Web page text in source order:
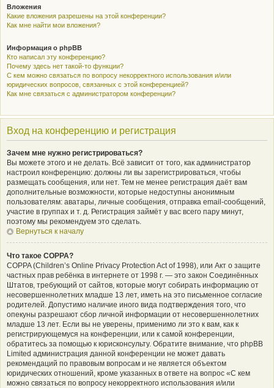
Вложения
Какие вложения разрешены на этой конференции?
Как мне найти мои вложения?
Информация о phpBB
Кто написал эту конференцию?
Почему здесь нет такой-то функции?
С кем можно связаться по вопросу некорректного использования и/или
юридических вопросов, связанных с этой конференцией?
Как мне связаться с администратором конференции?
Вход на конференцию и регистрация
Зачем мне нужно регистрироваться?
Вы можете этого и не делать. Всё зависит от того, как администратор
настроил конференцию: должны ли вы зарегистрироваться, чтобы
размещать сообщения, или нет. Тем не менее регистрация даёт вам
дополнительные возможности, которые недоступны анонимным
пользователям: аватары, личные сообщения, отправка email-сообщений,
участие в группах и т. д. Регистрация займёт у вас всего пару минут,
поэтому мы рекомендуем это сделать.
Вернуться к началу
Что такое COPPA?
COPPA (Children’s Online Privacy Protection Act of 1998), или Акт о защите
частных прав ребёнка в интернете от 1998 г. — это закон Соединённых
Штатов, требующий от сайтов, которые могут собирать информацию от
несовершеннолетних младше 13 лет, иметь на это письменное согласие
родителей. Допустимо наличие иного вида подтверждения того, что
опекуны разрешают сбор личной информации от несовершеннолетних
младше 13 лет. Если вы не уверены, применимо ли это к вам, как к
регистрирующемуся на конференции, или к самой конференции,
обратитесь за помощью к юрисконсульту. Обратите внимание, что phpBB
Limited администрация данной конференции не может давать
рекомендаций по правовым вопросам и не является объектом
юридических отношений, кроме указанных в ответе на вопрос «С кем
можно связаться по вопросу некорректного использования и/или